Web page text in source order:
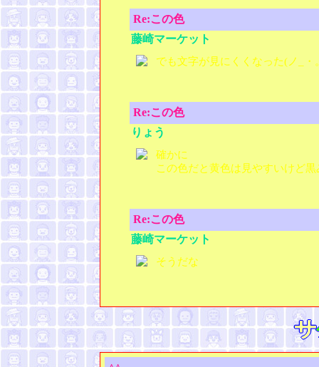
Re:この色
藤崎マーケット
でも文字が見にくくなった(ノ_・
Re:この色
りょう
確かに
この色だと黄色は見やすいけど
Re:この色
藤崎マーケット
そうだな